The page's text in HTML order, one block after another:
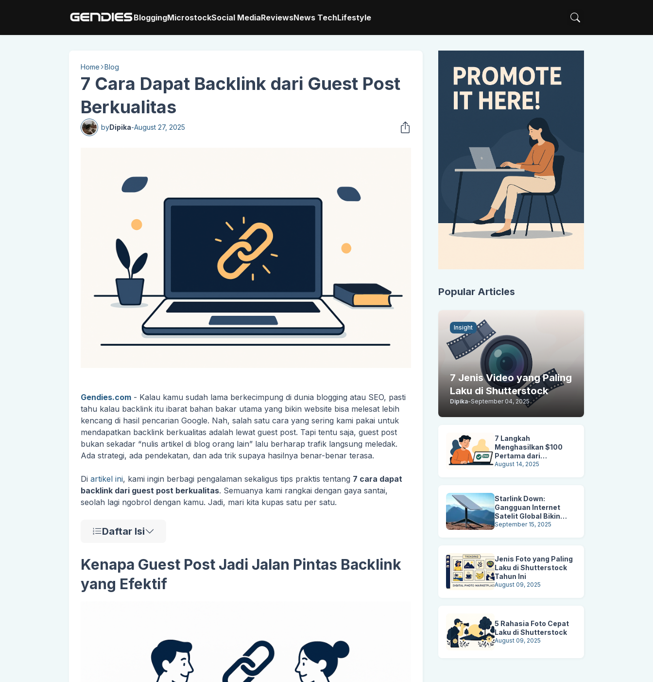
BloggingMicrostockSocial MediaReviewsNews TechLifestyle
Home Blog
7 Cara Dapat Backlink dari Guest Post
Berkualitas
byDipika-August 27, 2025
Gendies.com - Kalau kamu sudah lama berkecimpung di dunia blogging atau SEO, pasti
tahu kalau backlink itu ibarat bahan bakar utama yang bikin website bisa melesat lebih
kencang di hasil pencarian Google. Nah, salah satu cara yang sering kami pakai untuk
mendapatkan backlink berkualitas adalah lewat guest post. Tapi tentu saja, guest post
bukan sekadar “nulis artikel di blog orang lain” lalu berharap trafik langsung meledak.
Ada strategi, ada pendekatan, dan ada trik supaya hasilnya benar-benar terasa.
Di artikel ini, kami ingin berbagi pengalaman sekaligus tips praktis tentang 7 cara dapat
backlink dari guest post berkualitas. Semuanya kami rangkai dengan gaya santai,
seolah lagi ngobrol dengan kamu. Jadi, mari kita kupas satu per satu.
Daftar Isi
Kenapa Guest Post Jadi Jalan Pintas Backlink
yang Efektif
Popular Articles
Insight
7 Jenis Video yang Paling
Laku di Shutterstock
Dipika-September 04, 2025
7 Langkah
Menghasilkan $100
Pertama dari
Shutterstock
August 14, 2025
Starlink Down:
Gangguan Internet
Satelit Global Bikin
Pengguna Panik
September 15, 2025
Jenis Foto yang Paling
Laku di Shutterstock
Tahun Ini
August 09, 2025
5 Rahasia Foto Cepat
Laku di Shutterstock
August 09, 2025